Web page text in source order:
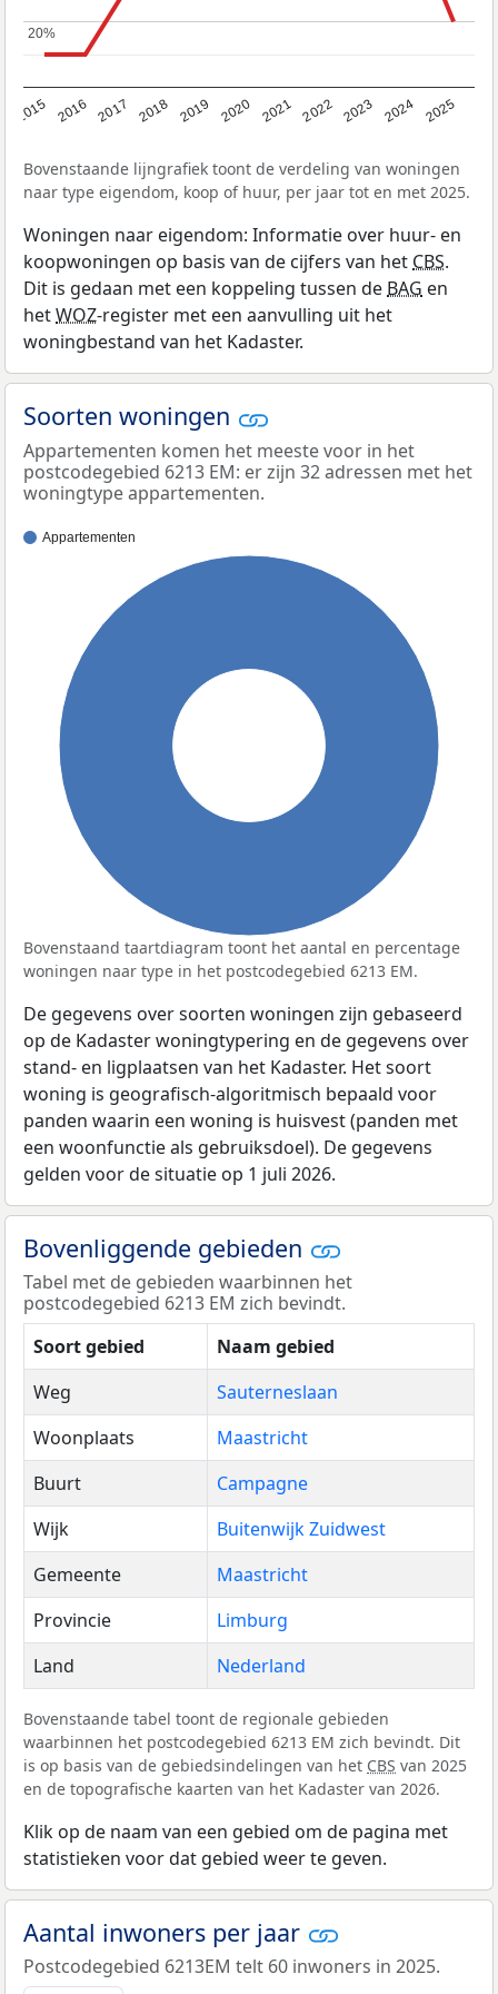
2015 2016 2017 2018 2019 2020 2021 2022 2023 2024 2025
20%
20%
Bovenstaande lijngrafiek toont de verdeling van woningen
naar type eigendom, koop of huur, per jaar tot en met 2025.
Woningen naar eigendom: Informatie over huur- en
koopwoningen op basis van de cijfers van hetCBS.
Dit is gedaan met een koppeling tussen deBAG en
hetWOZ-register met een aanvulling uit het
woningbestand van het Kadaster.
Soorten woningen
Appartementen komen het meeste voor in het
postcodegebied 6213 EM: er zijn 32 adressen met het
woningtype appartementen.
Appartementen
Bovenstaand taartdiagram toont het aantal en percentage
woningen naar type in het postcodegebied 6213 EM.
De gegevens over soorten woningen zijn gebaseerd
op de Kadaster woningtypering en de gegevens over
stand- en ligplaatsen van het Kadaster. Het soort
woning is geografisch-algoritmisch bepaald voor
panden waarin een woning is huisvest (panden met
een woonfunctie als gebruiksdoel). De gegevens
gelden voor de situatie op 1 juli 2026.
Bovenliggende gebieden
Tabel met de gebieden waarbinnen het
postcodegebied 6213 EM zich bevindt.
Soort gebied
Naam gebied
Weg
Sauterneslaan
Woonplaats
Maastricht
Buurt
Campagne
Wijk
Buitenwijk Zuidwest
Gemeente
Maastricht
Provincie
Limburg
Land
Nederland
Bovenstaande tabel toont de regionale gebieden
waarbinnen het postcodegebied 6213 EM zich bevindt. Dit
is op basis van de gebiedsindelingen van het CBS van 2025
en de topografische kaarten van het Kadaster van 2026.
Klik op de naam van een gebied om de pagina met
statistieken voor dat gebied weer te geven.
Aantal inwoners per jaar
Postcodegebied 6213EM telt 60 inwoners in 2025.